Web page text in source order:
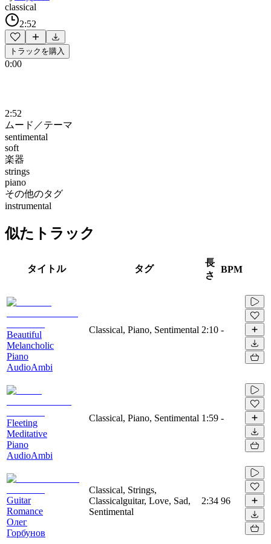
classical
2:52
トラックを購入
0:00
2:52
ムード／テーマ
sentimental
soft
楽器
strings
piano
その他のタグ
instrumental
似たトラック
タイトル タグ
長
さ
BPM
Beautiful
Melancholic
Piano
AudioAmbi
Classical, Piano, Sentimental 2:10 -
Fleeting
Meditative
Piano
AudioAmbi
Classical, Piano, Sentimental 1:59 -
Guitar
Romance
Олег
Горбунов
Classical, Strings,
Classicalguitar, Love, Sad,
Sentimental
2:34 96